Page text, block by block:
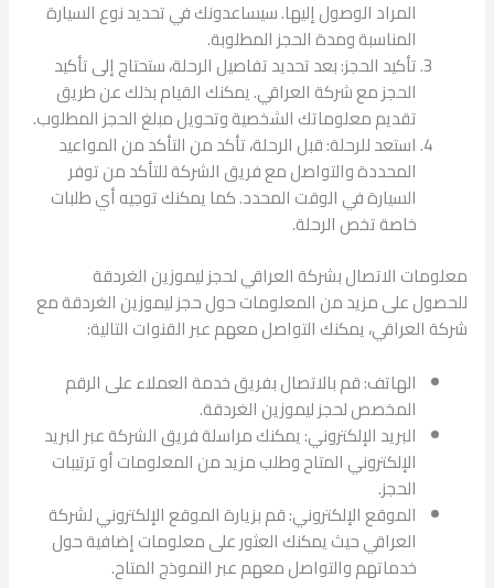
المراد الوصول إليها. سيساعدونك في تحديد نوع السيارة
المناسبة ومدة الحجز المطلوبة.
تأكيد الحجز: بعد تحديد تفاصيل الرحلة، ستحتاج إلى تأكيد
الحجز مع شركة العراقي. يمكنك القيام بذلك عن طريق
تقديم معلوماتك الشخصية وتحويل مبلغ الحجز المطلوب.
استعد للرحلة: قبل الرحلة، تأكد من التأكد من المواعيد
المحددة والتواصل مع فريق الشركة للتأكد من توفر
السيارة في الوقت المحدد. كما يمكنك توجيه أي طلبات
خاصة تخص الرحلة.
معلومات الاتصال بشركة العراقي لحجز ليموزين الغردقة
للحصول على مزيد من المعلومات حول حجز ليموزين الغردقة مع
شركة العراقي، يمكنك التواصل معهم عبر القنوات التالية:
الهاتف: قم بالاتصال بفريق خدمة العملاء على الرقم
المخصص لحجز ليموزين الغردقة.
البريد الإلكتروني: يمكنك مراسلة فريق الشركة عبر البريد
الإلكتروني المتاح وطلب مزيد من المعلومات أو ترتيبات
الحجز.
الموقع الإلكتروني: قم بزيارة الموقع الإلكتروني لشركة
العراقي حيث يمكنك العثور على معلومات إضافية حول
خدماتهم والتواصل معهم عبر النموذج المتاح.